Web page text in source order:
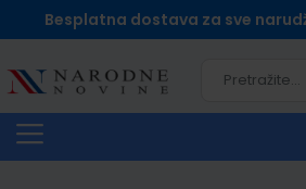
Besplatna dostava za sve